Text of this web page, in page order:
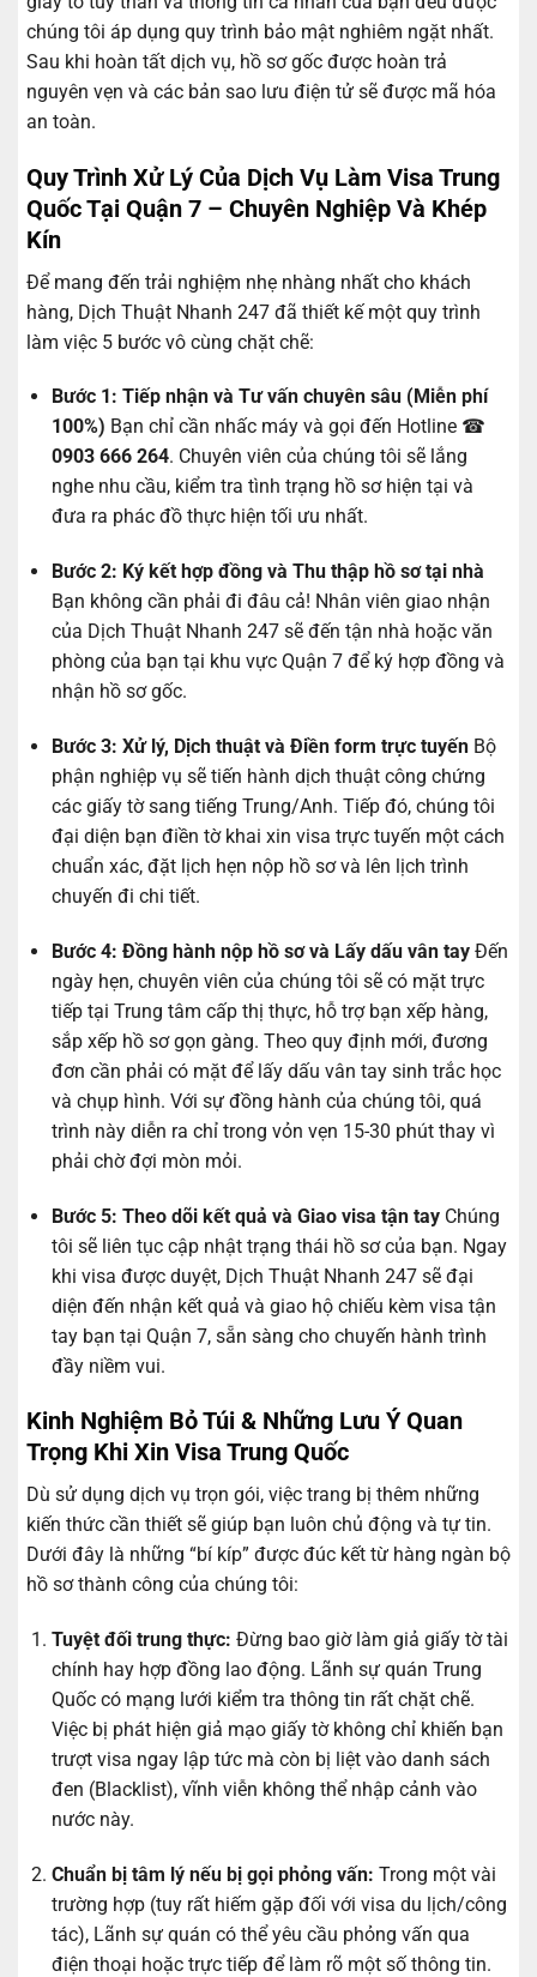
chúng tôi áp dụng quy trình bảo mật nghiêm ngặt nhất.
Sau khi hoàn tất dịch vụ, hồ sơ gốc được hoàn trả
nguyên vẹn và các bản sao lưu điện tử sẽ được mã hóa
an toàn.
Quy Trình Xử Lý Của Dịch Vụ Làm Visa Trung
Quốc Tại Quận 7 – Chuyên Nghiệp Và Khép
Kín
Để mang đến trải nghiệm nhẹ nhàng nhất cho khách
hàng, Dịch Thuật Nhanh 247 đã thiết kế một quy trình
làm việc 5 bước vô cùng chặt chẽ:
Bước 1: Tiếp nhận và Tư vấn chuyên sâu (Miễn phí
100%) Bạn chỉ cần nhấc máy và gọi đến Hotline ☎
0903 666 264. Chuyên viên của chúng tôi sẽ lắng
nghe nhu cầu, kiểm tra tình trạng hồ sơ hiện tại và
đưa ra phác đồ thực hiện tối ưu nhất.
Bước 2: Ký kết hợp đồng và Thu thập hồ sơ tại nhà
Bạn không cần phải đi đâu cả! Nhân viên giao nhận
của Dịch Thuật Nhanh 247 sẽ đến tận nhà hoặc văn
phòng của bạn tại khu vực Quận 7 để ký hợp đồng và
nhận hồ sơ gốc.
Bước 3: Xử lý, Dịch thuật và Điền form trực tuyếnBộ
phận nghiệp vụ sẽ tiến hành dịch thuật công chứng
các giấy tờ sang tiếng Trung/Anh. Tiếp đó, chúng tôi
đại diện bạn điền tờ khai xin visa trực tuyến một cách
chuẩn xác, đặt lịch hẹn nộp hồ sơ và lên lịch trình
chuyến đi chi tiết.
Bước 4: Đồng hành nộp hồ sơ và Lấy dấu vân tayĐến
ngày hẹn, chuyên viên của chúng tôi sẽ có mặt trực
tiếp tại Trung tâm cấp thị thực, hỗ trợ bạn xếp hàng,
sắp xếp hồ sơ gọn gàng. Theo quy định mới, đương
đơn cần phải có mặt để lấy dấu vân tay sinh trắc học
và chụp hình. Với sự đồng hành của chúng tôi, quá
trình này diễn ra chỉ trong vỏn vẹn 15-30 phút thay vì
phải chờ đợi mòn mỏi.
Bước 5: Theo dõi kết quả và Giao visa tận tayChúng
tôi sẽ liên tục cập nhật trạng thái hồ sơ của bạn. Ngay
khi visa được duyệt, Dịch Thuật Nhanh 247 sẽ đại
diện đến nhận kết quả và giao hộ chiếu kèm visa tận
tay bạn tại Quận 7, sẵn sàng cho chuyến hành trình
đầy niềm vui.
Kinh Nghiệm Bỏ Túi & Những Lưu Ý Quan
Trọng Khi Xin Visa Trung Quốc
Dù sử dụng dịch vụ trọn gói, việc trang bị thêm những
kiến thức cần thiết sẽ giúp bạn luôn chủ động và tự tin.
Dưới đây là những “bí kíp” được đúc kết từ hàng ngàn bộ
hồ sơ thành công của chúng tôi:
Tuyệt đối trung thực: Đừng bao giờ làm giả giấy tờ tài
chính hay hợp đồng lao động. Lãnh sự quán Trung
Quốc có mạng lưới kiểm tra thông tin rất chặt chẽ.
Việc bị phát hiện giả mạo giấy tờ không chỉ khiến bạn
trượt visa ngay lập tức mà còn bị liệt vào danh sách
đen (Blacklist), vĩnh viễn không thể nhập cảnh vào
nước này.
Chuẩn bị tâm lý nếu bị gọi phỏng vấn: Trong một vài
trường hợp (tuy rất hiếm gặp đối với visa du lịch/công
tác), Lãnh sự quán có thể yêu cầu phỏng vấn qua
điện thoại hoặc trực tiếp để làm rõ một số thông tin.